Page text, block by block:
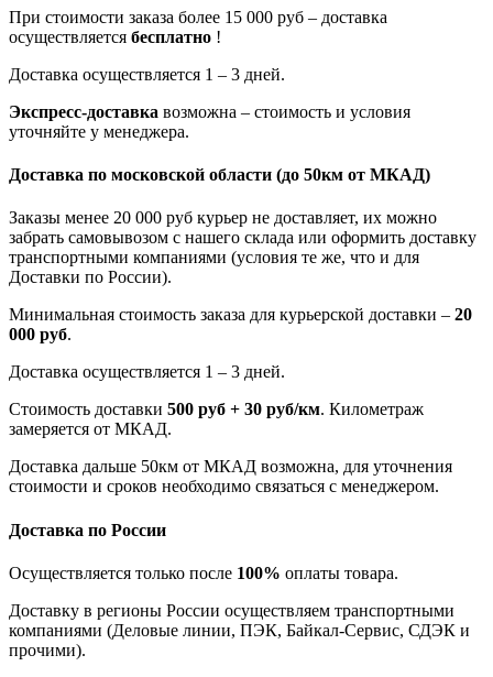
При стоимости заказа более 15 000 руб – доставка
осуществляется бесплатно !
Доставка осуществляется 1 – 3 дней.
Экспресс-доставка возможна – стоимость и условия
уточняйте у менеджера.
Доставка по московской области (до 50км от МКАД)
Заказы менее 20 000 руб курьер не доставляет, их можно
забрать самовывозом с нашего склада или оформить доставку
транспортными компаниями (условия те же, что и для
Доставки по России).
Минимальная стоимость заказа для курьерской доставки – 20
000 руб.
Доставка осуществляется 1 – 3 дней.
Стоимость доставки 500 руб + 30 руб/км. Километраж
замеряется от МКАД.
Доставка дальше 50км от МКАД возможна, для уточнения
стоимости и сроков необходимо связаться с менеджером.
Доставка по России
Осуществляется только после 100% оплаты товара.
Доставку в регионы России осуществляем транспортными
компаниями (Деловые линии, ПЭК, Байкал-Сервис, СДЭК и
прочими).